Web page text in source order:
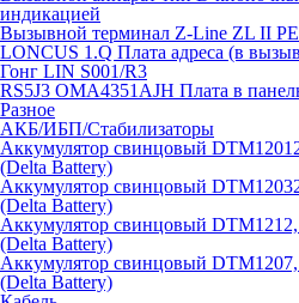
индикацией
Вызывной терминал Z-Line ZL II
LONCUS 1.Q Плата адреса (в
Гонг LIN S001/R3
RS5J3 OMA4351AJH Плата в
Разное
АКБ/ИБП/Стабилизаторы
Аккумулятор свинцовый
(Delta Battery)
Аккумулятор свинцовый
(Delta Battery)
Аккумулятор свинцовый
(Delta Battery)
Аккумулятор свинцовый
(Delta Battery)